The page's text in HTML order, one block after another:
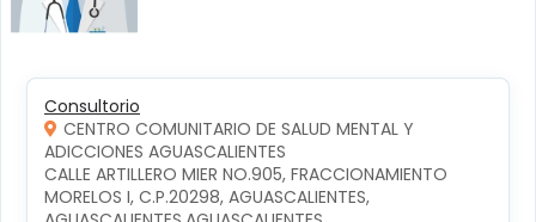
Consultorio
CENTRO COMUNITARIO DE SALUD MENTAL Y
ADICCIONES AGUASCALIENTES
CALLE ARTILLERO MIER NO.905, FRACCIONAMIENTO
MORELOS I, C.P.20298, AGUASCALIENTES,